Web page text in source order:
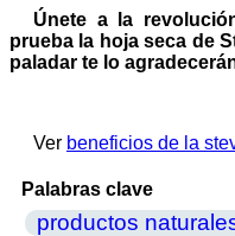
Únete a la
prueba la hoja seca de
paladar te lo
Ver beneficios de la
Palabras clave
productos